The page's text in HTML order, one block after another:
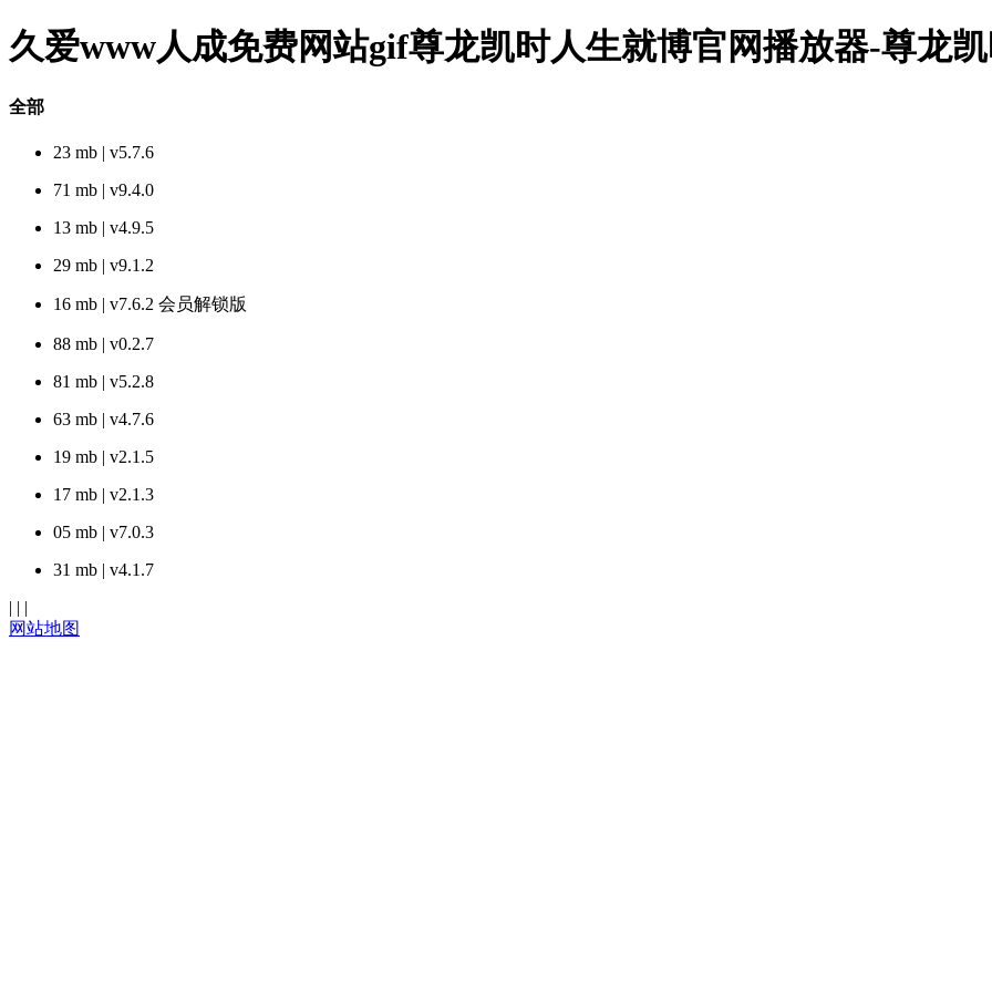
久爱www人成免费网站gif尊龙凯时人生就博官网播放器-尊龙
全部
23 mb | v5.7.6
71 mb | v9.4.0
13 mb | v4.9.5
29 mb | v9.1.2
16 mb | v7.6.2 会员解锁版
88 mb | v0.2.7
81 mb | v5.2.8
63 mb | v4.7.6
19 mb | v2.1.5
17 mb | v2.1.3
05 mb | v7.0.3
31 mb | v4.1.7
| | |
网站地图